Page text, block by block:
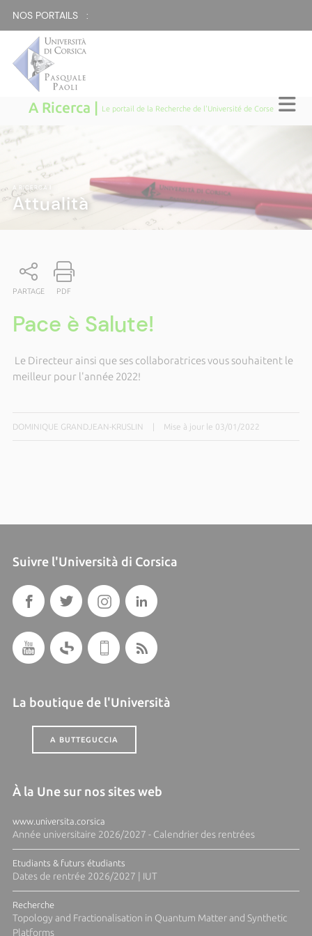
NOS PORTAILS :
A Ricerca | Le portail de la Recherche de l'Université de Corse
A RICERCA
Attualità
PARTAGE PDF
Pace è Salute!
Le Directeur ainsi que ses collaboratrices vous souhaitent le
meilleur pour l'année 2022!
DOMINIQUE GRANDJEAN-KRUSLIN Mise à jour le 03/01/2022
Suivre l'Università di Corsica
La boutique de l'Università
A BUTTEGUCCIA
À la Une sur nos sites web
www.universita.corsica
Année universitaire 2026/2027 - Calendrier des rentrées
Etudiants & futurs étudiants
Dates de rentrée 2026/2027 | IUT
Recherche
Topology and Fractionalisation in Quantum Matter and Synthetic
Platforms